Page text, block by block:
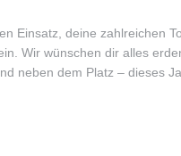
Einsatz, deine zahlreichen
Wir wünschen dir alles
neben dem Platz – dieses